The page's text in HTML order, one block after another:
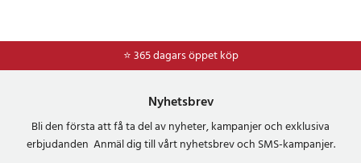
⭐ 365 dagars öppet köp
⭐Frakt 49kr *
Nyhetsbrev
Bli den första att få ta del av nyheter, kampanjer och exklusiva
erbjudanden Anmäl dig till vårt nyhetsbrev och SMS-kampanjer.